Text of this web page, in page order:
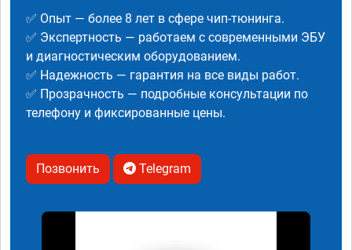
✅ Опыт — более 8 лет в сфере чип-тюнинга.
✅ Экспертность — работаем с современными ЭБУ
и диагностическим оборудованием.
✅ Надежность — гарантия на все виды работ.
✅ Прозрачность — подробные консультации по
телефону и фиксированные цены.
Позвонить Telegram